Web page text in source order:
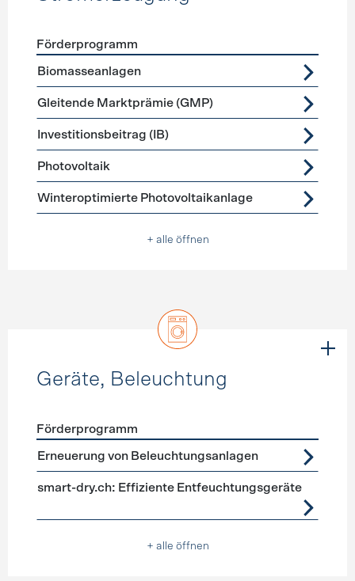
Förderprogramme
Förderprogramm
Biomasseanlagen
Gleitende Marktprämie (GMP)
Investitionsbeitrag (IB)
Photovoltaik
Winteroptimierte Photovoltaikanlage
+ alle öffnen
Geräte, Beleuchtung
Förderprogramme Geräte, Beleuchtung
Förderprogramm
Erneuerung von Beleuchtungsanlagen
smart-dry.ch: Effiziente Entfeuchtungsgeräte
+ alle öffnen